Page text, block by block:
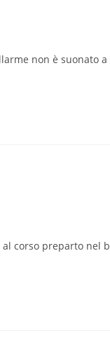
non è suonato a
corso preparto nel